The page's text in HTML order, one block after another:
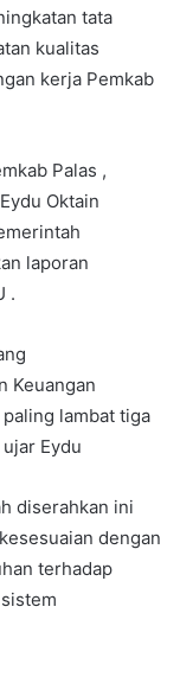
tata
kualitas
kerja Pemkab
Palas ,
Oktain
laporan
.
Keuangan
lambat tiga
Eydu
diserahkan ini
dengan
terhadap